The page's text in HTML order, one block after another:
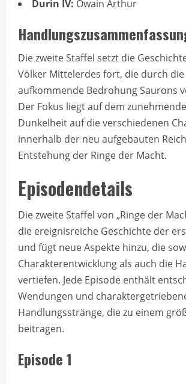
Durin IV: Owain Arthur
Die zweite Staffel setzt die
Völker Mittelerdes fort, die durch die
aufkommende Bedrohung Saurons
Der Fokus liegt auf dem
Dunkelheit auf die verschiedenen
innerhalb der neu aufgebauten
Entstehung der Ringe der Macht.
Episodendetails
Die zweite Staffel von „Ringe der
die ereignisreiche Geschichte der
und fügt neue Aspekte hinzu, die
Charakterentwicklung als auch die
vertiefen. Jede Episode enthält
Wendungen und
Handlungsstränge, die zu einem
beitragen.
Episode 1